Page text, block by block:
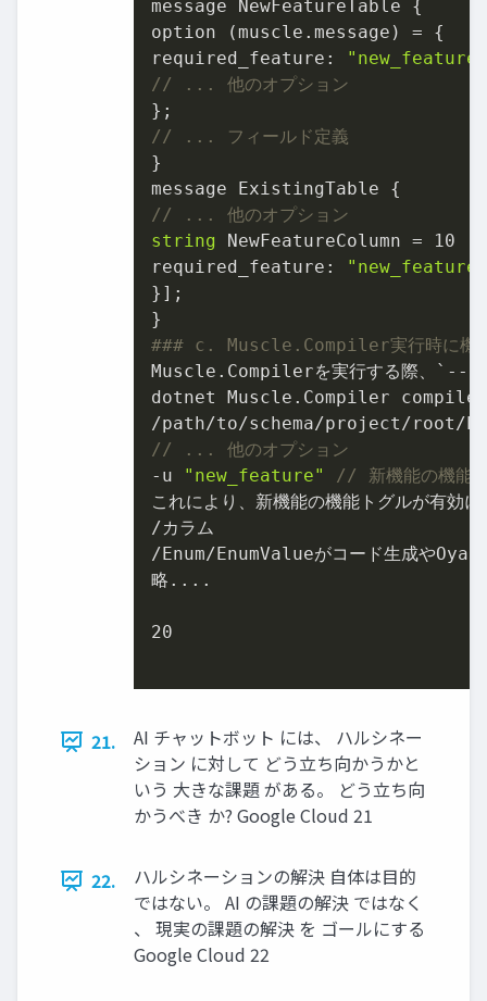
message NewFeatureTable {
option (muscle.message) = {
required_feature:
"new_feature"
// ... 他のオプション
// ... フィールド定義
}
// ... 他のオプション
string NewFeatureColumn = 10
required_feature:
"new_feature"
}];
### c. Muscle.Compiler実行時に機能
Muscle.Compilerを実行する際、`--
dotnet Muscle.Compiler
// ... 他のオプション
-u
"new_feature"
// 新機能の機能
これにより、新機能の機能トグルが有効
/カラム
/Enum/EnumValueがコード生成や
略....
20
21.
AI チャットボット には、 ハルシネー
ション に対して どう立ち向かうかと
いう 大きな課題 がある。 どう立ち向
かうべき か? Google Cloud 21
22.
ハルシネーションの解決 自体は目的
ではない。 AI の課題の解決 ではなく
、 現実の課題の解決 を ゴールにする
Google Cloud 22